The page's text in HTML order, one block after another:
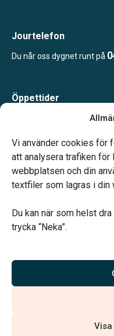
Vi använder cookies för
att analysera trafiken för
webbplatsen och din
textfiler som lagras i din
Du kan när som helst
trycka “Neka”.
Jourtelefon
Du når oss dygnet runt på
Öppettider
Måndag-Torsdag 09.00-
Telefonjour dygnet runt.
Vårt systerbolag Verahill
Vi är auktoriserade av
har högt ställda krav